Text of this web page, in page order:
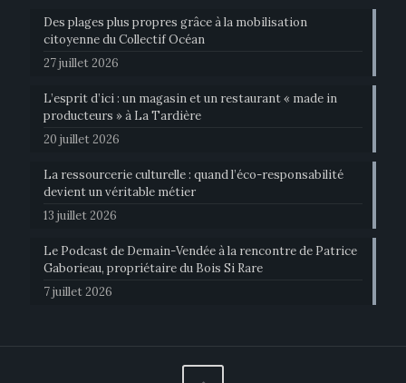
Des plages plus propres grâce à la mobilisation
citoyenne du Collectif Océan
27 juillet 2026
L’esprit d’ici : un magasin et un restaurant « made in
producteurs » à La Tardière
20 juillet 2026
La ressourcerie culturelle : quand l’éco-responsabilité
devient un véritable métier
13 juillet 2026
Le Podcast de Demain-Vendée à la rencontre de Patrice
Gaborieau, propriétaire du Bois Si Rare
7 juillet 2026